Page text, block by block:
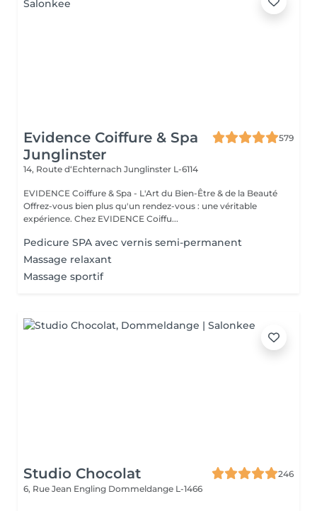
Evidence Coiffure & Spa
Junglinster
579
14, Route d‘Echternach Junglinster L-6114
EVIDENCE Coiffure & Spa - L'Art du Bien-Être & de la Beauté
Offrez-vous bien plus qu'un rendez-vous : une véritable
expérience. Chez EVIDENCE Coiffu...
Pedicure SPA avec vernis semi-permanent
Massage relaxant
Massage sportif
Studio Chocolat
246
6, Rue Jean Engling Dommeldange L-1466